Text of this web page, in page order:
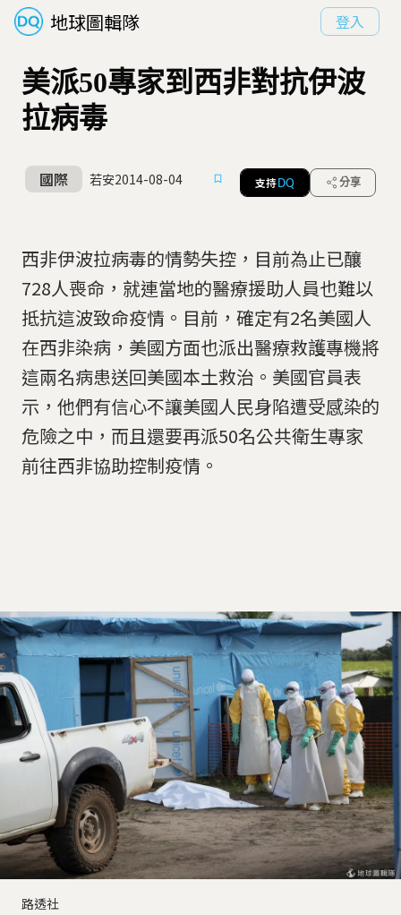
地球圖輯隊 登入
美派50專家到西非對抗伊波
拉病毒
國際 若安2014-08-04 支持 DQ 分享
西非伊波拉病毒的情勢失控，目前為止已釀
728人喪命，就連當地的醫療援助人員也難以
抵抗這波致命疫情。目前，確定有2名美國人
在西非染病，美國方面也派出醫療救護專機將
這兩名病患送回美國本土救治。美國官員表
示，他們有信心不讓美國人民身陷遭受感染的
危險之中，而且還要再派50名公共衛生專家
前往西非協助控制疫情。
路透社